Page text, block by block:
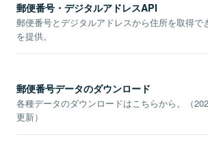
郵便番号・デジタルアドレスAPI
郵便番号とデジタルアドレスから住所を取得で
を提供。
郵便番号データのダウンロード
各種データのダウンロードはこちらから。（
更新）